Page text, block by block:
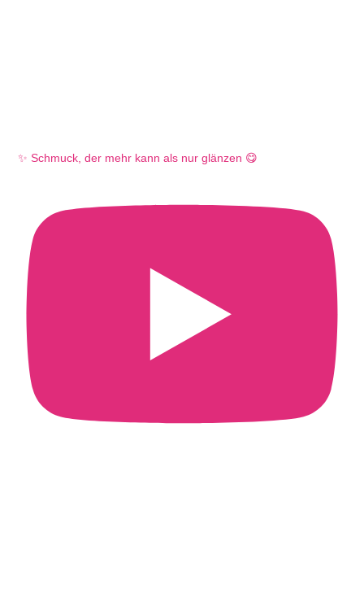
✨ Schmuck, der mehr kann als nur glänzen 😋